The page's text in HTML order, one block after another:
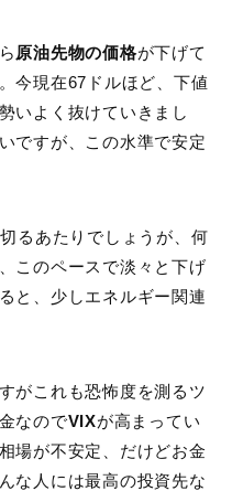
原油先物の価格が下げて
今現在67ドルほど、下値
いよく抜けていきまし
ですが、この水準で安定
るあたりでしょうが、何
このペースで淡々と下げ
と、少しエネルギー関連
がこれも恐怖度を測るツ
なのでVIXが高まってい
場が不安定、だけどお金
な人には最高の投資先な